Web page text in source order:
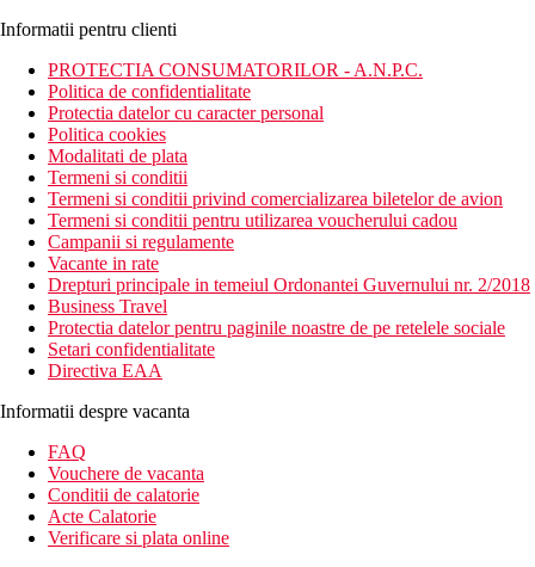
Informatii pentru clienti
PROTECTIA CONSUMATORILOR - A.N.P.C.
Politica de confidentialitate
Protectia datelor cu caracter personal
Politica cookies
Modalitati de plata
Termeni si conditii
Termeni si conditii privind comercializarea biletelor de avion
Termeni si conditii pentru utilizarea voucherului cadou
Campanii si regulamente
Vacante in rate
Drepturi principale in temeiul Ordonantei Guvernului nr. 2/2018
Business Travel
Protectia datelor pentru paginile noastre de pe retelele sociale
Setari confidentialitate
Directiva EAA
Informatii despre vacanta
FAQ
Vouchere de vacanta
Conditii de calatorie
Acte Calatorie
Verificare si plata online